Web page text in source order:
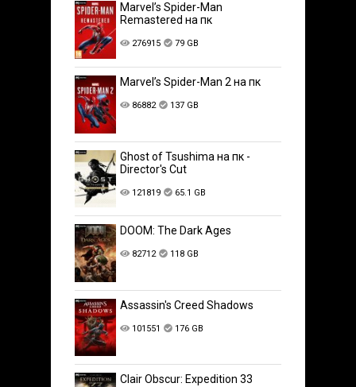
Marvel’s Spider-Man
Remastered на пк
276915 79 GB
Marvel’s Spider-Man 2 на пк
86882 137 GB
Ghost of Tsushima на пк -
Director's Cut
121819 65.1 GB
DOOM: The Dark Ages
82712 118 GB
Assassin's Creed Shadows
101551 176 GB
Clair Obscur: Expedition 33